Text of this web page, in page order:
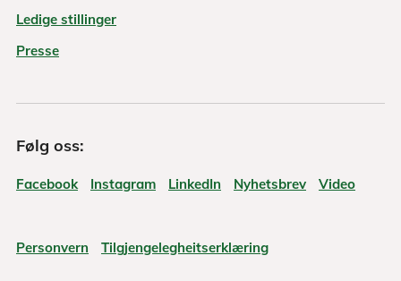
Ledige stillinger
Presse
Følg oss:
Facebook Instagram LinkedIn Nyhetsbrev Video
Personvern Tilgjengelegheitserklæring